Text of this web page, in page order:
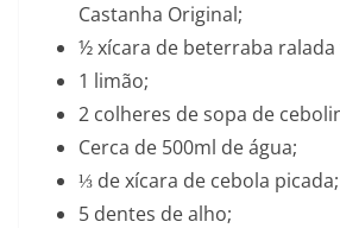
Castanha Original;
½ xícara de beterraba ralada
1 limão;
2 colheres de sopa de
Cerca de 500ml de água;
⅓ de xícara de cebola picada;
5 dentes de alho;